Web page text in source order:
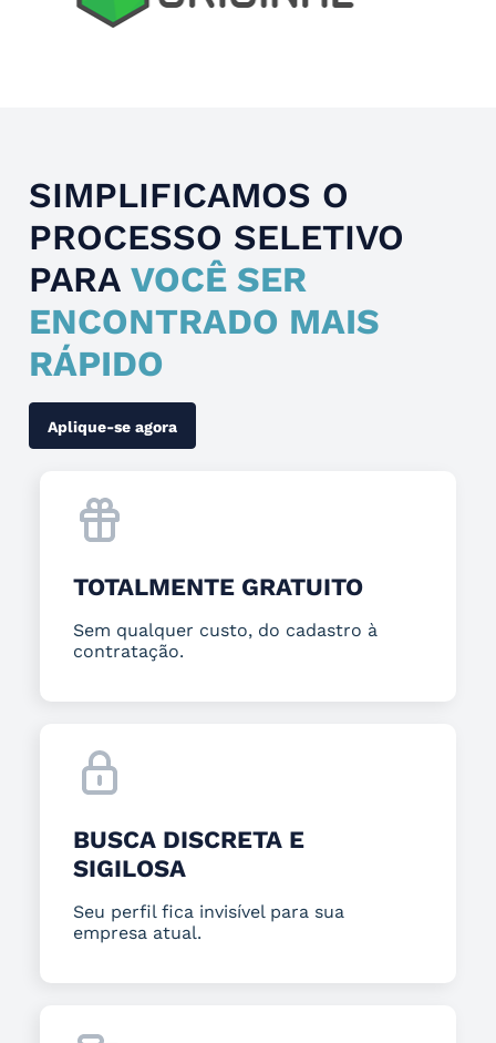
SIMPLIFICAMOS O
PROCESSO SELETIVO
PARA VOCÊ SER
ENCONTRADO MAIS
RÁPIDO
Aplique-se agora
TOTALMENTE GRATUITO
Sem qualquer custo, do cadastro à
contratação.
BUSCA DISCRETA E
SIGILOSA
Seu perfil fica invisível para sua
empresa atual.